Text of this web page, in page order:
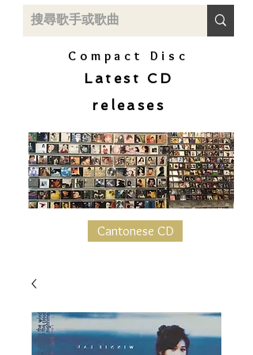
Compact Disc
Latest CD
releases
Cantonese CD